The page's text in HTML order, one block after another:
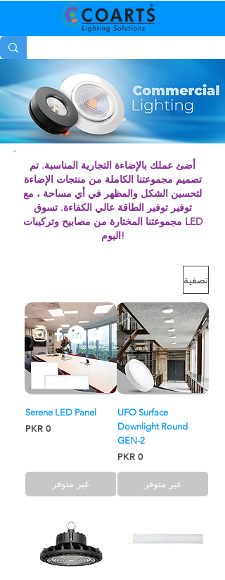
أضئ عملك بالإضاءة التجارية المناسبة. تم
تصميم مجموعتنا الكاملة من منتجات الإضاءة
لتحسين الشكل والمظهر في أي مساحة ، مع
توفير توفير الطاقة عالي الكفاءة. تسوق
مجموعتنا المختارة من مصابيح وتركيبات LED
اليوم!
تصفية
UFO Surface
Downlight Round
GEN-2
السعر
غير متوفر
Serene LED Panel
السعر
غير متوفر